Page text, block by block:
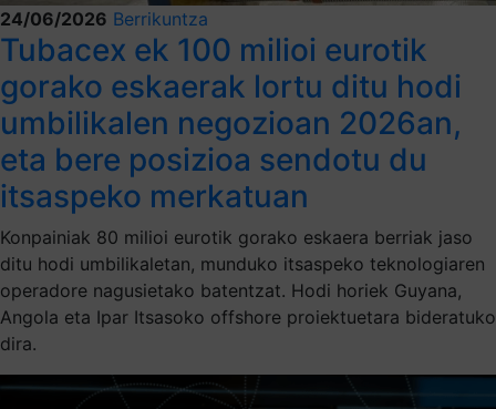
24/06/2026 Berrikuntza
Tubacex ek 100 milioi eurotik
gorako eskaerak lortu ditu hodi
umbilikalen negozioan 2026an,
eta bere posizioa sendotu du
itsaspeko merkatuan
Konpainiak 80 milioi eurotik gorako eskaera berriak jaso
ditu hodi umbilikaletan, munduko itsaspeko teknologiaren
operadore nagusietako batentzat. Hodi horiek Guyana,
Angola eta Ipar Itsasoko offshore proiektuetara bideratuko
dira.